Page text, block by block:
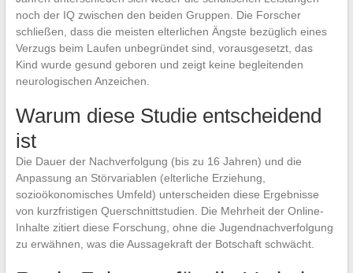
noch der IQ zwischen den beiden Gruppen. Die Forscher
schließen, dass die meisten elterlichen Ängste bezüglich eines
Verzugs beim Laufen unbegründet sind, vorausgesetzt, das
Kind wurde gesund geboren und zeigt keine begleitenden
neurologischen Anzeichen.
Warum diese Studie entscheidend
ist
Die Dauer der Nachverfolgung (bis zu 16 Jahren) und die
Anpassung an Störvariablen (elterliche Erziehung,
sozioökonomisches Umfeld) unterscheiden diese Ergebnisse
von kurzfristigen Querschnittstudien. Die Mehrheit der Online-
Inhalte zitiert diese Forschung, ohne die Jugendnachverfolgung
zu erwähnen, was die Aussagekraft der Botschaft schwächt.